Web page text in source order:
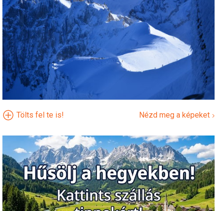
Tölts fel te is! Nézd meg a képeket